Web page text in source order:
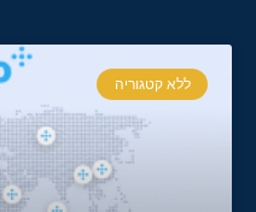
ללא קטגוריה